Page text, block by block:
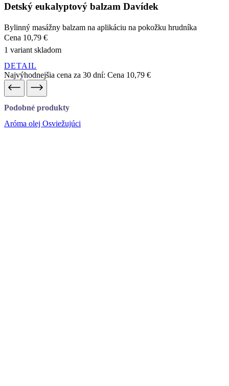
Detský eukalyptový balzam Davídek
Bylinný masážny balzam na aplikáciu na pokožku hrudníka
1 variant skladom
Cena 10,79 €
DETAIL
Najvýhodnejšia cena za 30 dní: Cena 10,79 €
Podobné produkty
Aróma olej Osviežujúci